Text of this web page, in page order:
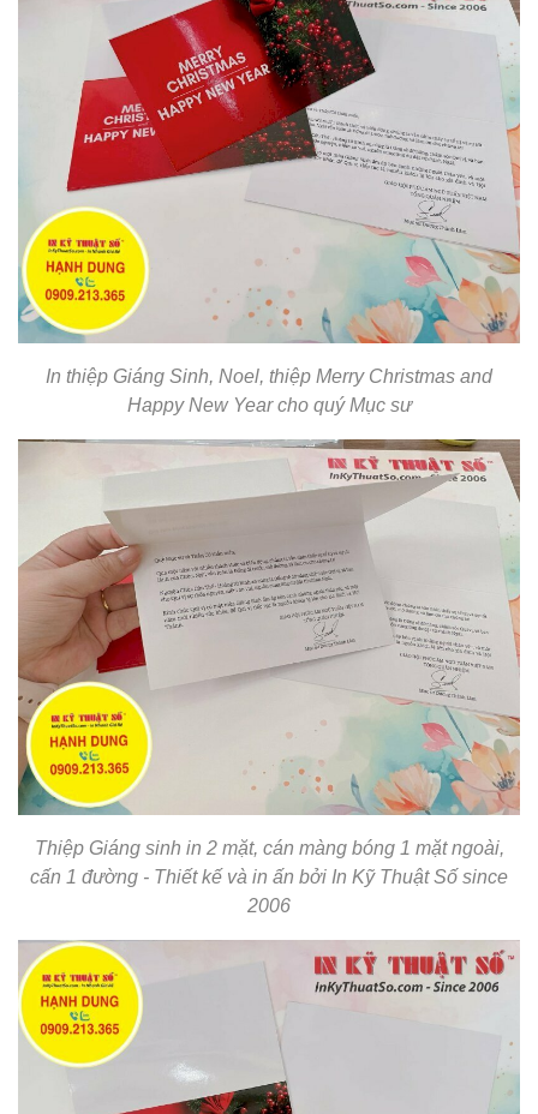
In thiệp Giáng Sinh, Noel, thiệp Merry Christmas and
Happy New Year cho quý Mục sư
Thiệp Giáng sinh in 2 mặt, cán màng bóng 1 mặt ngoài,
cấn 1 đường - Thiết kế và in ấn bởi In Kỹ Thuật Số since
2006